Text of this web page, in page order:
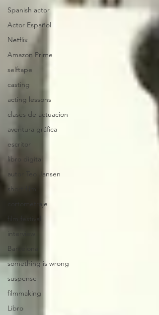
Spanish actor
Actor Español
Netflix
Amazon Prime
selftape
casting
acting lessons
clases de actuacion
aventura gráfica
escritor
libro digital
autor Teo Jansen
short film
cortometraje
film festival
interview
Barcelona
something is wrong
suspense
filmmaking
Libro